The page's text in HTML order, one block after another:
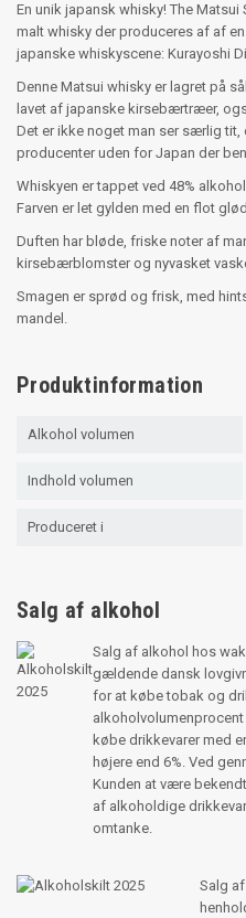
En unik japansk whisky! The
malt whisky der produceres af af
japanske whiskyscene: Kurayoshi
Denne Matsui whisky er lagret på
lavet af japanske kirsebærtræer,
Det er ikke noget man ser særlig
producenter uden for Japan der
Whiskyen er tappet ved 48%
Farven er let gylden med en flot
Duften har bløde, friske noter af
kirsebærblomster og nyvasket
Smagen er sprød og frisk, med
mandel.
Produktinformation
Alkohol volumen
Indhold volumen
Produceret i
Salg af alkohol
Salg af alkohol hos
gældende dansk
for at købe tobak og
købe drikkevarer med
højere end 6%. Ved
Kunden at være
af alkoholdige
omtanke.
Salg